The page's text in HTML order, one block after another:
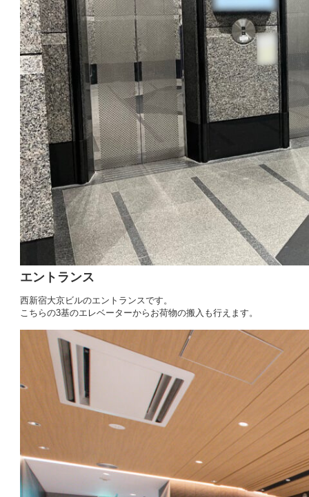
エントランス
西新宿大京ビルのエントランスです。
こちらの3基のエレベーターからお荷物の搬入も行えます。